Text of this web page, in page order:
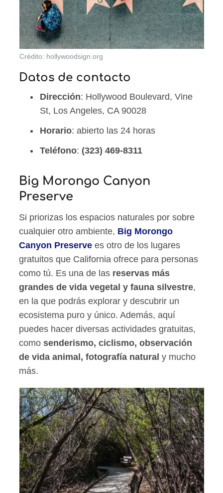
Crédito: hollywoodsign.org
Datos de contacto
Dirección: Hollywood Boulevard, Vine
St, Los Angeles, CA 90028
Horario: abierto las 24 horas
Teléfono: (323) 469-8311
Big Morongo Canyon
Preserve
Si priorizas los espacios naturales por sobre
cualquier otro ambiente, Big Morongo
Canyon Preserve es otro de los lugares
gratuitos que California ofrece para personas
como tú. Es una de las reservas más
grandes de vida vegetal y fauna silvestre,
en la que podrás explorar y descubrir un
ecosistema puro y único. Además, aquí
puedes hacer diversas actividades gratuitas,
comosenderismo, ciclismo, observación
de vida animal, fotografía natural y mucho
más.